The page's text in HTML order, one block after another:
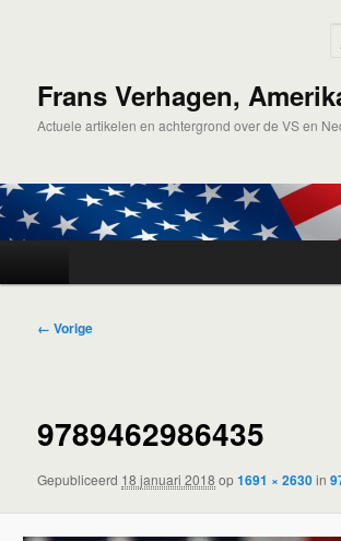
inhoudFrans Verhagen,
Actuele artikelen en achtergrond over de VS en
Afbeeldingsnavigatie
← Vorige
9789462986435
Gepubliceerd 18 januari 2018 op1691 × 2630in